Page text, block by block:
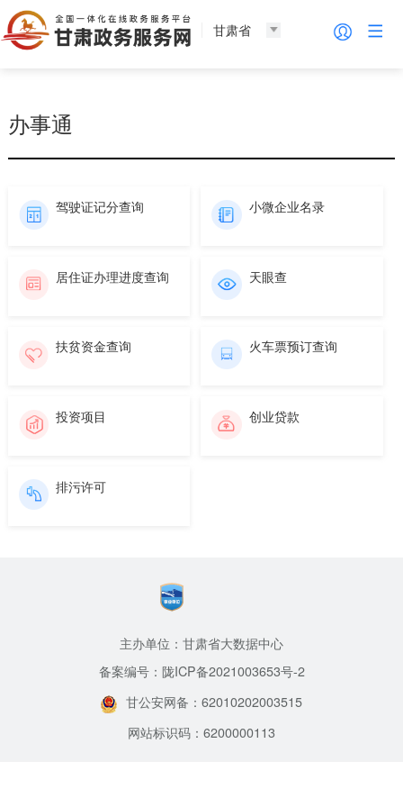
甘肃省
办事通
驾驶证记分查询 小微企业名录
居住证办理进度查询 天眼查
扶贫资金查询 火车票预订查询
投资项目 创业贷款
排污许可
主办单位：甘肃省大数据中心
备案编号：陇ICP备2021003653号-2
甘公安网备：62010202003515
网站标识码：6200000113